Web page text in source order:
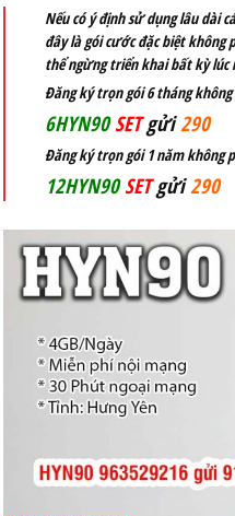
Nếu có ý định sử dụng lâu dài
đây là gói cước đặc biệt không
thể ngừng triển khai bất kỳ lúc
Đăng ký trọn gói 6 tháng
6HYN90SET gửi290
Đăng ký trọn gói 1 năm không
12HYN90SET gửi290